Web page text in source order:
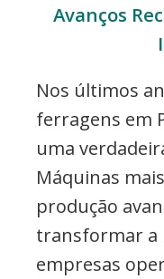
Avanços
Nos últimos
ferragens em
uma
Máquinas
produção
transformar a
empresas